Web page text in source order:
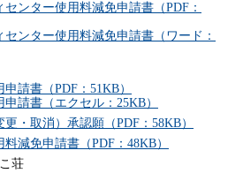
ンター使用料減免申請書（PDF：
ンター使用料減免申請書（ワード：
請書（PDF：51KB）
請書（エクセル：25KB）
・取消）承認願（PDF：58KB）
減免申請書（PDF：48KB）
荘